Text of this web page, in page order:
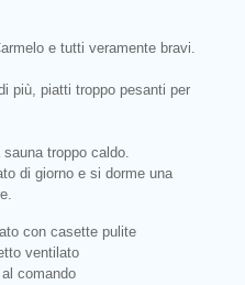
e tutti veramente bravi.
più, piatti troppo pesanti per
troppo caldo.
di giorno e si dorme una
con casette pulite
ventilato
comando